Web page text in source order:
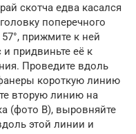
скотча едва касался
поперечного
прижмите к ней
придвиньте её к
Проведите вдоль
короткую линию
вторую линию на
(фото В), выровняйте
этой линии и